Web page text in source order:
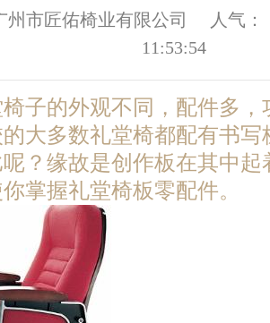
州市匠佑椅业有限公司
人气：
11:53:54
子的外观不同，配件多
大多数礼堂椅都配有书
？缘故是创作板在其中
掌握礼堂椅板零配件。